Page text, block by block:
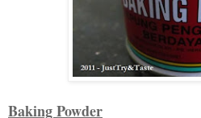
Baking Powder